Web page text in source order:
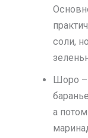
соли,
Шоро –
а